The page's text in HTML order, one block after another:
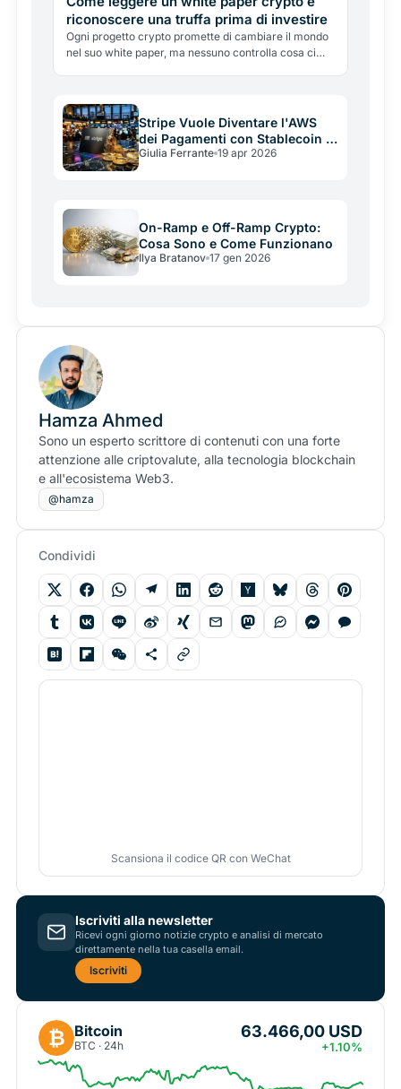
riconoscere una truffa prima di investire
Ogni progetto crypto promette di cambiare il mondo
nel suo white paper, ma nessuno controlla cosa ci
Stripe Vuole Diventare l'AWS
dei Pagamenti con Stablecoin e
Blockchain
Giulia Ferrante 19 apr 2026
On-Ramp e Off-Ramp Crypto:
Cosa Sono e Come Funzionano
Ilya Bratanov 17 gen 2026
Hamza Ahmed
Sono un esperto scrittore di contenuti con una forte
attenzione alle criptovalute, alla tecnologia blockchain
e all'ecosistema Web3.
@hamza
Condividi
Scansiona il codice QR con WeChat
Iscriviti alla newsletter
Ricevi ogni giorno notizie crypto e analisi di mercato
direttamente nella tua casella email.
Iscriviti
₿ Bitcoin
BTC · 24h
63.466,00 USD
+1.10%